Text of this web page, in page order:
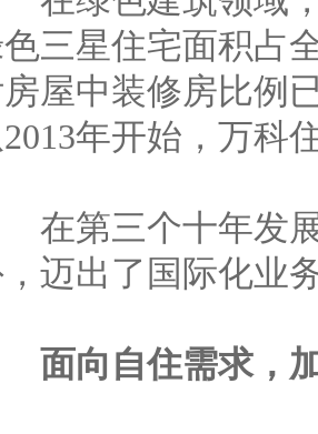
三星住宅面积占
屋中装修房比例
2013年开始，万科
第三个十年发展
迈出了国际化业
面向自住需求，